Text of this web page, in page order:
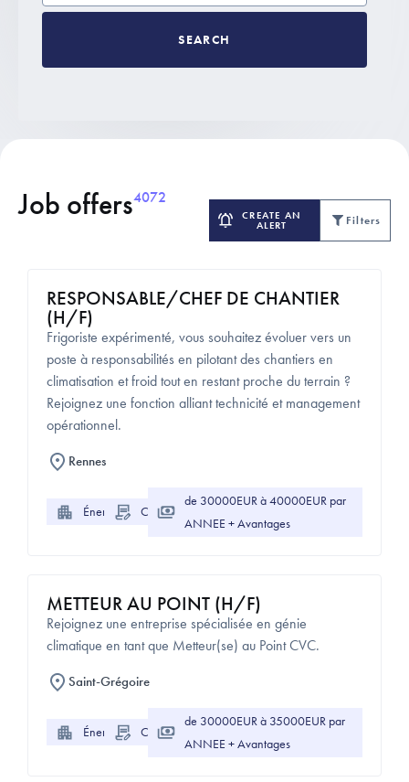
SEARCH
Job offers4072
CREATE AN
ALERT Filters
RESPONSABLE/CHEF DE CHANTIER
(H/F)
Frigoriste expérimenté, vous souhaitez évoluer vers un
poste à responsabilités en pilotant des chantiers en
climatisation et froid tout en restant proche du terrain ?
Rejoignez une fonction alliant technicité et management
opérationnel.
Rennes
Énergie CDI
de 30000EUR à 40000EUR par
ANNEE + Avantages
METTEUR AU POINT (H/F)
Rejoignez une entreprise spécialisée en génie
climatique en tant que Metteur(se) au Point CVC.
Saint-Grégoire
Énergie CDI
de 30000EUR à 35000EUR par
ANNEE + Avantages